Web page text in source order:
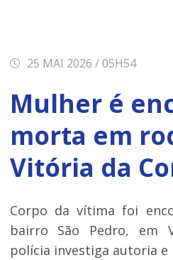
25 MAI 2026 / 05H54
Mulher é
morta em
Vitória da
Corpo da vítima foi
bairro São Pedro, em
polícia investiga autoria e